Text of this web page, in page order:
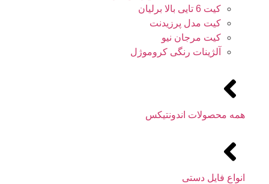
کیت 6 تایی بالا برلیان
کیت مدل پرزیدنت
کیت مرجان نیو
آلژینات رنگی کروموژل
همه محصولات اندونتیکس
انواع فایل دستی